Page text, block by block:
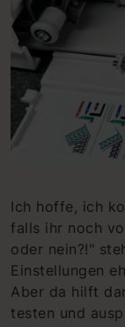
Ich hoffe, ich
falls ihr noch
oder nein?!"
Einstellungen
Aber da hilft
testen und